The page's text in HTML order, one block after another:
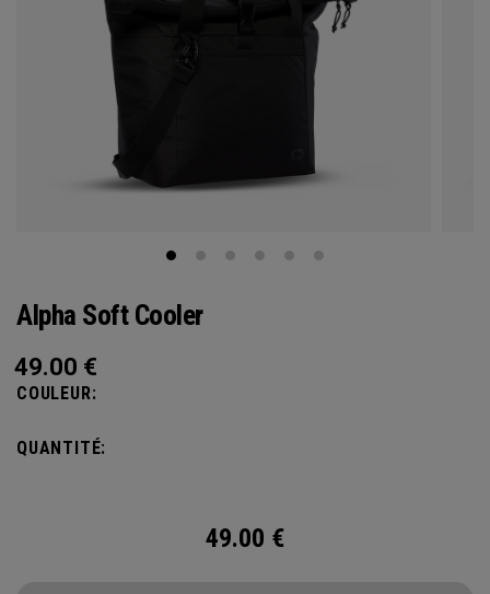
Alpha Soft Cooler
49.00 €
COULEUR:
QUANTITÉ:
49.00 €